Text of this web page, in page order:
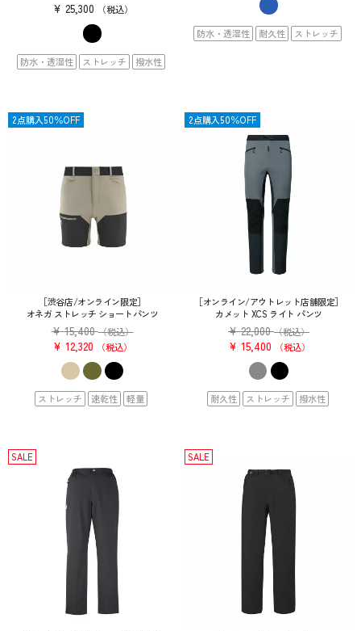
¥ 25,300 税込
防水・透湿性 ストレッチ 撥水性
防水・透湿性 耐久性 ストレッチ
［渋谷店/オンライン限定］
オネガ ストレッチ ショートパンツ
¥ 15,400 （税込）
¥ 12,320 税込
SALE
ストレッチ 速乾性 軽量
2点購入50％OFF
［オンライン/アウトレット店舗限定］
カメット XCS ライト パンツ
¥ 22,000 （税込）
¥ 15,400 税込
SALE
耐久性 ストレッチ 撥水性
2点購入50％OFF
SALE SALE